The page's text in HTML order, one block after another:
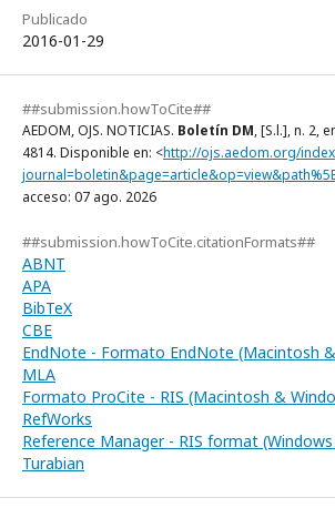
Publicado
2016-01-29
##submission.howToCite##
AEDOM, OJS. NOTICIAS. Boletín DM, [S.l.], n. 2,
4814. Disponible en: <http://ojs.aedom.org/
acceso: 07 ago. 2026
##submission.howToCite.citationFormats##
ABNT
APA
BibTeX
CBE
EndNote - Formato EndNote (Macintosh
MLA
Formato ProCite - RIS (Macintosh &
RefWorks
Reference Manager - RIS format
Turabian